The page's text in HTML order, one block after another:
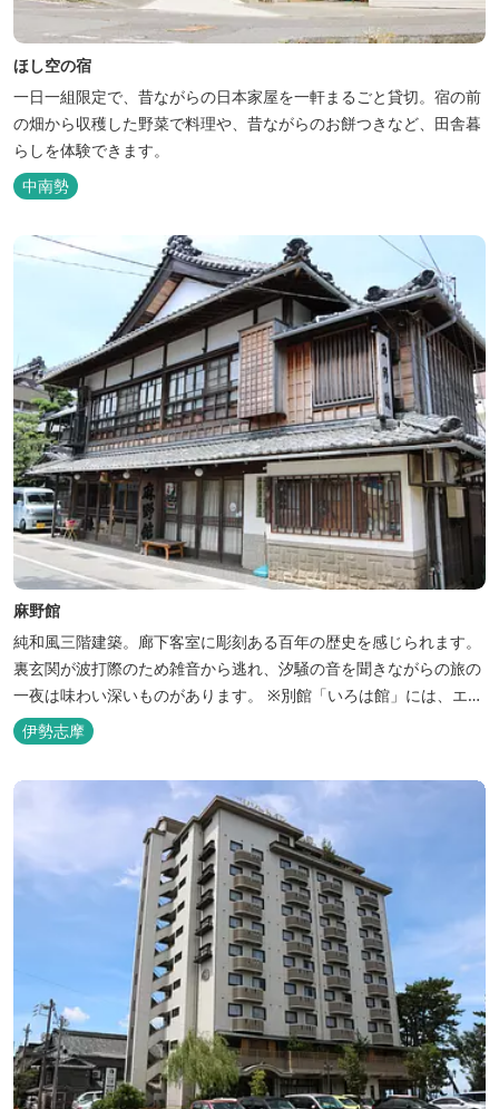
ほし空の宿
一日一組限定で、昔ながらの日本家屋を一軒まるごと貸切。宿の前
の畑から収穫した野菜で料理や、昔ながらのお餅つきなど、田舎暮
らしを体験できます。
中南勢
麻野館
純和風三階建築。廊下客室に彫刻ある百年の歴史を感じられます。
裏玄関が波打際のため雑音から逃れ、汐騒の音を聞きながらの旅の
一夜は味わい深いものがあります。 ※別館「いろは館」には、エイ
リアンやプレデターのリアルな模型があり、初めて見た方はビック
リしますよ。
伊勢志摩